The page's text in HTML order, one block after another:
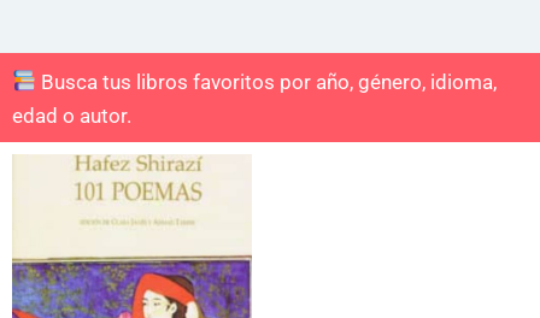
Busca tus libros favoritos por año, género, idioma,
edad o autor.